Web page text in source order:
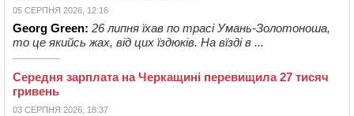
05 СЕРПНЯ 2026, 12:16
Georg Green: 26 липня їхав по трасі Умань-Золотоноша,
то це якийсь жах, від цих їздюків. На вїзді в ...
Середня зарплата на Черкащині перевищила 27 тисяч
гривень
03 СЕРПНЯ 2026, 18:37